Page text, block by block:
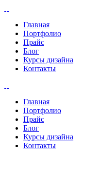
Главная
Портфолио
Прайс
Блог
Курсы дизайна
Контакты
Главная
Портфолио
Прайс
Блог
Курсы дизайна
Контакты